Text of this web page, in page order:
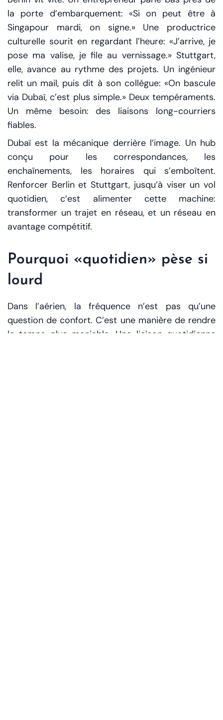
la porte d’embarquement: «Si on peut être à
Singapour mardi, on signe.» Une productrice
culturelle sourit en regardant l’heure: «J’arrive, je
pose ma valise, je file au vernissage.» Stuttgart,
elle, avance au rythme des projets. Un ingénieur
relit un mail, puis dit à son collègue: «On bascule
via Dubaï, c’est plus simple.» Deux tempéraments.
Un même besoin: des liaisons long-courriers
fiables.
Dubaï est la mécanique derrière l’image. Un hub
conçu pour les correspondances, les
enchaînements, les horaires qui s’emboîtent.
Renforcer Berlin et Stuttgart, jusqu’à viser un vol
quotidien, c’est alimenter cette machine:
transformer un trajet en réseau, et un réseau en
avantage compétitif.
Pourquoi «quotidien» pèse si
lourd
Dans l’aérien, la fréquence n’est pas qu’une
question de confort. C’est une manière de rendre
le temps plus maniable. Une liaison quotidienne